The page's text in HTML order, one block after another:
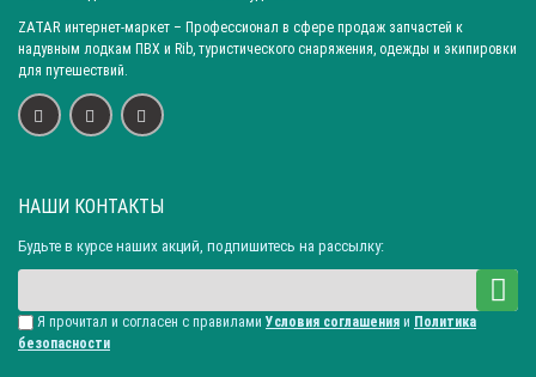
ZATAR интернет-маркет – Профессионал в сфере продаж запчастей к
надувным лодкам ПВХ и Rib, туристического снаряжения, одежды и экипировки
для путешествий.
НАШИ КОНТАКТЫ
Будьте в курсе наших акций, подпишитесь на рассылку:
Я прочитал и согласен с правилами Условия соглашения и Политика
безопасности